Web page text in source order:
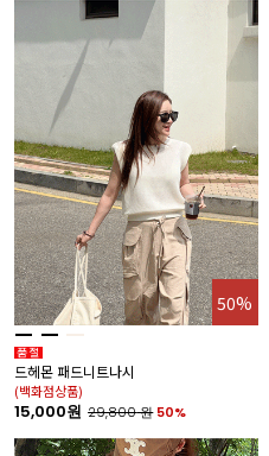
50%
드헤몬 패드니트나시
(백화점상품)
15,000원 29,800원 50%